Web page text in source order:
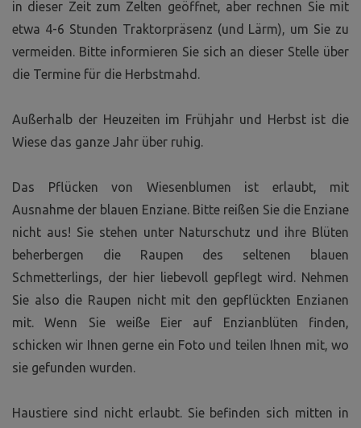
in dieser Zeit zum Zelten geöffnet, aber rechnen Sie mit
etwa 4-6 Stunden Traktorpräsenz (und Lärm), um Sie zu
vermeiden. Bitte informieren Sie sich an dieser Stelle über
die Termine für die Herbstmahd.
Außerhalb der Heuzeiten im Frühjahr und Herbst ist die
Wiese das ganze Jahr über ruhig.
Das Pflücken von Wiesenblumen ist erlaubt, mit
Ausnahme der blauen Enziane. Bitte reißen Sie die Enziane
nicht aus! Sie stehen unter Naturschutz und ihre Blüten
beherbergen die Raupen des seltenen blauen
Schmetterlings, der hier liebevoll gepflegt wird. Nehmen
Sie also die Raupen nicht mit den gepflückten Enzianen
mit. Wenn Sie weiße Eier auf Enzianblüten finden,
schicken wir Ihnen gerne ein Foto und teilen Ihnen mit, wo
sie gefunden wurden.
Haustiere sind nicht erlaubt. Sie befinden sich mitten in